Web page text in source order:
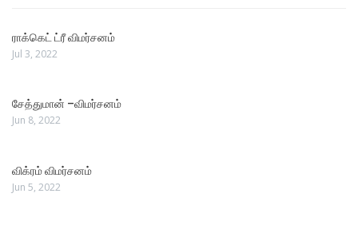
ராக்கெட் ட்ரீ விமர்சனம்
Jul 3, 2022
சேத்துமான் –விமர்சனம்
Jun 8, 2022
விக்ரம் விமர்சனம்
Jun 5, 2022